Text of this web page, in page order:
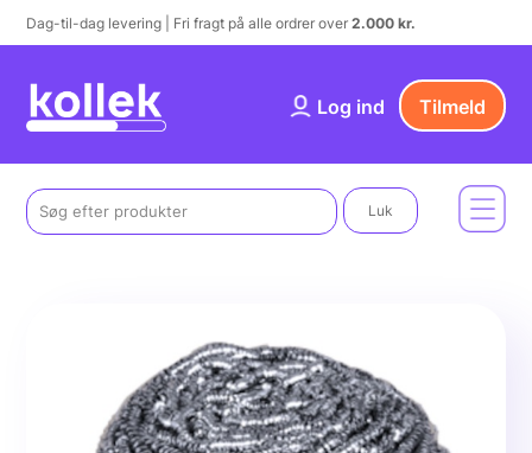
Dag-til-dag levering | Fri fragt på alle ordrer over2.000 kr.
Tilmeld
Log ind
Luk